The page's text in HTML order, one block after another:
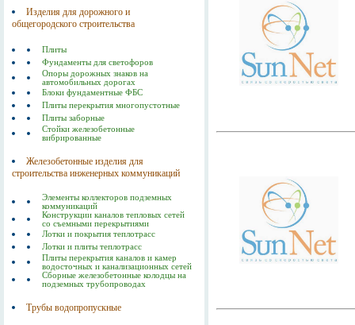
Изделия для дорожного и
общегородского строительства
Плиты
Фундаменты для светофоров
Опоры дорожных знаков на
автомобильных дорогах
Блоки фундаментные ФБС
Плиты перекрытия многопустотные
Плиты заборные
Стойки железобетонные
вибрированные
Железобетонные изделия для
строительства инженерных коммуникаций
Элементы коллекторов подземных
коммуникаций
Конструкции каналов тепловых сетей
со съемными перекрытиями
Лотки и покрытия теплотрасс
Лотки и плиты теплотрасс
Плиты перекрытия каналов и камер
водосточных и канализационных сетей
Сборные железобетонные колодцы на
подземных трубопроводах
Трубы водопропускные